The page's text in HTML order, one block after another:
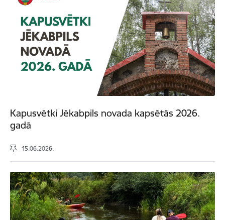
Kapusvētki Jēkabpils novada kapsētās 2026.
gadā
15.06.2026.